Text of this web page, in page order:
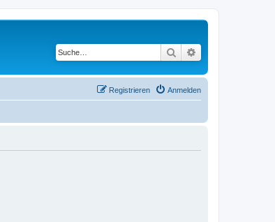
Suche
Anmelden
Registrieren